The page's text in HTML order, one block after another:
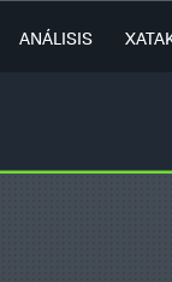
ANÁLISIS